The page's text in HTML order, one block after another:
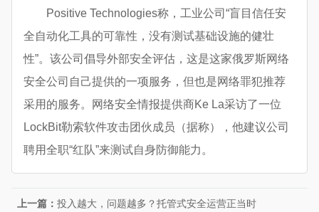
Positive Technologies称，工业公司“盲目信任安
全自动化工具的可靠性，没有测试基础设施的健壮
性”。该公司倡导外部安全评估，这是这家俄罗斯网络
安全公司自己提供的一项服务，但也是网络罪犯推荐
采用的服务。网络安全情报提供商Ke La采访了一位
LockBit勒索软件攻击团伙成员（据称），他建议公司
聘用全职“红队”来测试自身防御能力。
上一篇：投入越大，问题越多？托管式安全运营正当时